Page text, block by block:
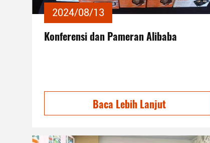
2024/08/13
Konferensi dan Pameran Alibaba
Baca Lebih Lanjut